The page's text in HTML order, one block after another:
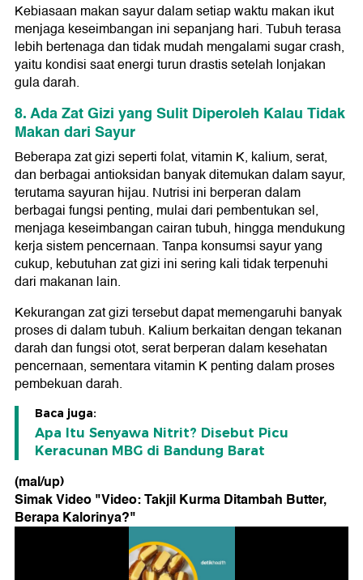
Kebiasaan makan sayur dalam setiap waktu makan ikut
menjaga keseimbangan ini sepanjang hari. Tubuh terasa
lebih bertenaga dan tidak mudah mengalami sugar crash,
yaitu kondisi saat energi turun drastis setelah lonjakan
gula darah.
8. Ada Zat Gizi yang Sulit Diperoleh Kalau Tidak
Makan dari Sayur
Beberapa zat gizi seperti folat, vitamin K, kalium, serat,
dan berbagai antioksidan banyak ditemukan dalam sayur,
terutama sayuran hijau. Nutrisi ini berperan dalam
berbagai fungsi penting, mulai dari pembentukan sel,
menjaga keseimbangan cairan tubuh, hingga mendukung
kerja sistem pencernaan. Tanpa konsumsi sayur yang
cukup, kebutuhan zat gizi ini sering kali tidak terpenuhi
dari makanan lain.
Kekurangan zat gizi tersebut dapat memengaruhi banyak
proses di dalam tubuh. Kalium berkaitan dengan tekanan
darah dan fungsi otot, serat berperan dalam kesehatan
pencernaan, sementara vitamin K penting dalam proses
pembekuan darah.
Baca juga:
Apa Itu Senyawa Nitrit? Disebut Picu
Keracunan MBG di Bandung Barat
(mal/up)
Simak Video "Video: Takjil Kurma Ditambah Butter,
Berapa Kalorinya?"